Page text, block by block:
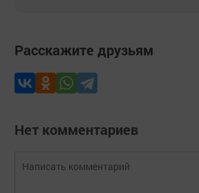
Расскажите друзьям
Нет комментариев